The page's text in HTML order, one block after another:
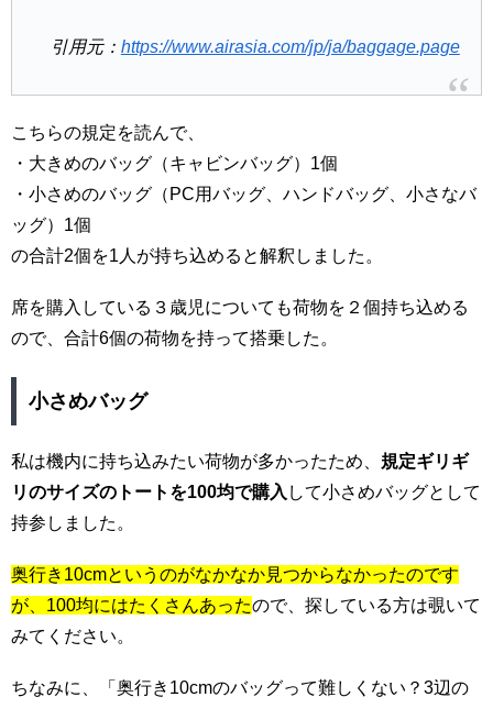
引用元： https://www.airasia.com/jp/ja/baggage.page
こちらの規定を読んで、
・大きめのバッグ（キャビンバッグ）1個
・小さめのバッグ（PC用バッグ、ハンドバッグ、小さなバ
ッグ）1個
の合計2個を1人が持ち込めると解釈しました。
席を購入している３歳児についても荷物を２個持ち込める
ので、合計6個の荷物を持って搭乗した。
小さめバッグ
私は機内に持ち込みたい荷物が多かったため、 規定ギリギ
リのサイズのトートを100均で購入 して小さめバッグとして
持参しました。
奥行き10cmというのがなかなか見つからなかったのです
が、100均にはたくさんあったので、探している方は覗いて
みてください。
ちなみに、「奥行き10cmのバッグって難しくない？3辺の